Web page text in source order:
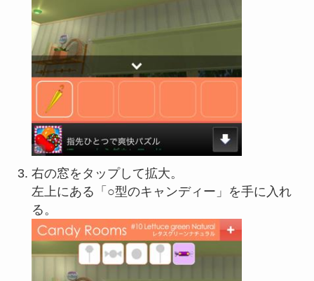
右の窓をタップして拡大。
左上にある「○型のキャンディー」を手に入れ
る。